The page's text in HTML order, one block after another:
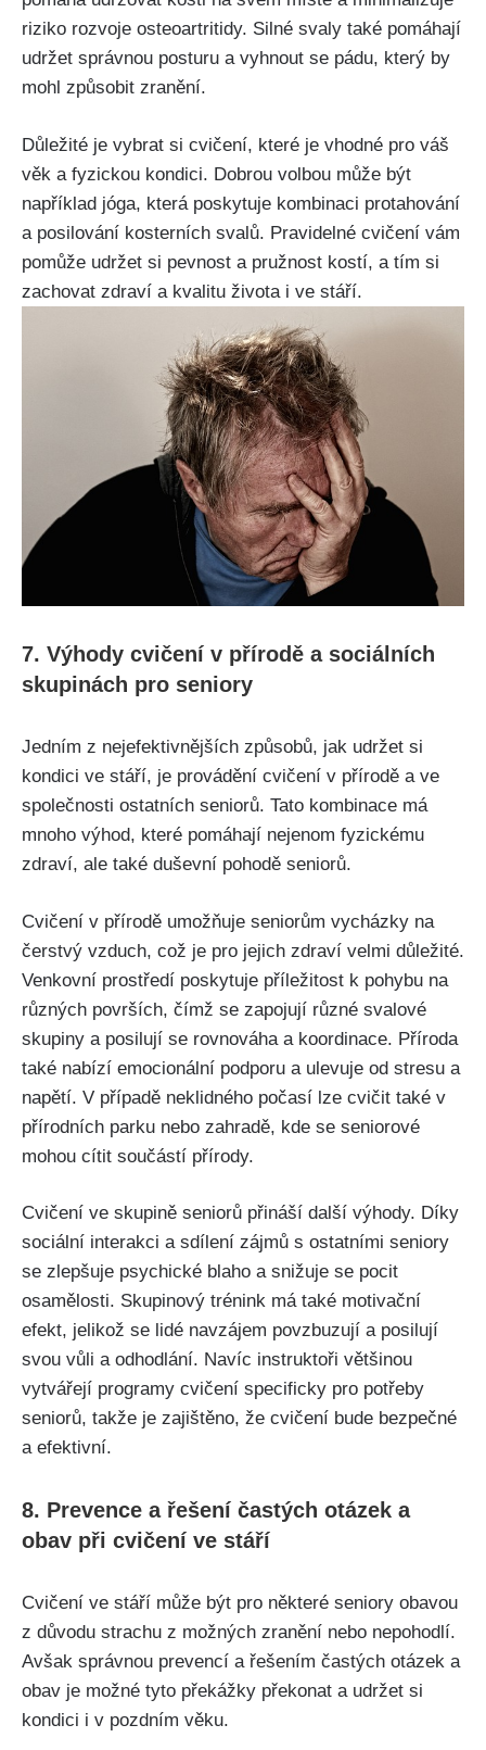
riziko rozvoje osteoartritidy. Silné svaly také pomáhají
udržet správnou posturu a vyhnout se pádu, který by
mohl způsobit zranění.
Důležité je vybrat si cvičení, které je vhodné pro váš
věk a fyzickou kondici. Dobrou volbou může být
například jóga, která poskytuje kombinaci protahování
a posilování kosterních svalů. Pravidelné cvičení vám
pomůže udržet si pevnost a pružnost kostí, a tím si
zachovat zdraví a kvalitu života i ve stáří.
7. Výhody cvičení v přírodě a sociálních
skupinách pro seniory
Jedním z nejefektivnějších způsobů, jak udržet si
kondici ve stáří, je provádění cvičení v přírodě a ve
společnosti ostatních seniorů. Tato kombinace má
mnoho výhod, které pomáhají nejenom fyzickému
zdraví, ale také duševní pohodě seniorů.
Cvičení v přírodě umožňuje seniorům vycházky na
čerstvý vzduch, což je pro jejich zdraví velmi důležité.
Venkovní prostředí poskytuje příležitost k pohybu na
různých površích, čímž se zapojují různé svalové
skupiny a posilují se rovnováha a koordinace. Příroda
také nabízí emocionální podporu a ulevuje od stresu a
napětí. V případě neklidného počasí lze cvičit také v
přírodních parku nebo zahradě, kde se seniorové
mohou cítit součástí přírody.
Cvičení ve skupině seniorů přináší další výhody. Díky
sociální interakci a sdílení zájmů s ostatními seniory
se zlepšuje psychické blaho a snižuje se pocit
osamělosti. Skupinový trénink má také motivační
efekt, jelikož se lidé navzájem povzbuzují a posilují
svou vůli a odhodlání. Navíc instruktoři většinou
vytvářejí programy cvičení specificky pro potřeby
seniorů, takže je zajištěno, že cvičení bude bezpečné
a efektivní.
8. Prevence a řešení častých otázek a
obav při cvičení ve stáří
Cvičení ve stáří může být pro některé seniory obavou
z důvodu strachu z možných zranění nebo nepohodlí.
Avšak správnou prevencí a řešením častých otázek a
obav je možné tyto překážky překonat a udržet si
kondici i v pozdním věku.